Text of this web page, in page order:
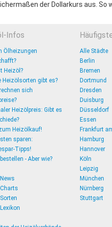
der Dollarkurs aus.
Infos
Ölheizungen
Heizöl?
Heizölsorten gibt es?
sich
Heizölpreis: Gibt es
Heizölkauf!
sparen:
Tipps!
- Aber wie?
Alle Städte
Berlin
Bremen
Dortmund
Dresden
Duisburg
Düsseldorf
Essen
Frankfurt
Hamburg
Hannover
Köln
Leipzig
München
Nürnberg
Stuttgart